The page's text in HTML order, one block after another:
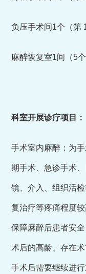
负压手术间1个（第
麻醉恢复室1间（5个
科室开展诊疗项目：
手术室内麻醉：为
期手术、急诊手术
镜、介入、组织活
复治疗等疼痛程度
保障麻醉后患者安
术后的高龄、存在
手术后需要继续进